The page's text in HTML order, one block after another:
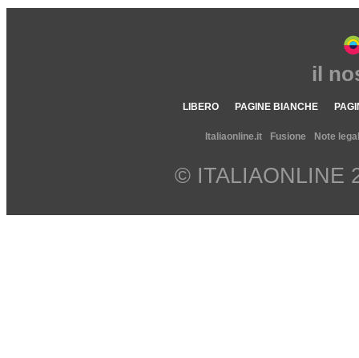
il
LIBERO PAGINE BIANCHE
Italiaonline.it Fusione Note
© ITALIAONLINE